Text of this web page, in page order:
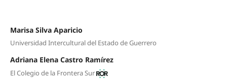
Marisa Silva Aparicio
Universidad Intercultural del Estado de Guerrero
Adriana Elena Castro Ramírez
El Colegio de la Frontera Sur